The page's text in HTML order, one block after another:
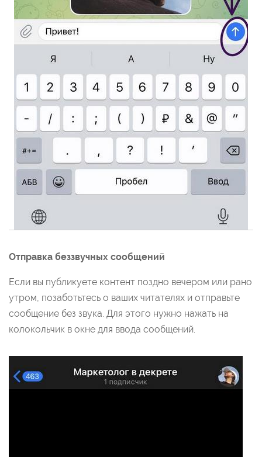
Отправка беззвучных сообщений
Если вы публикуете контент поздно вечером или рано
утром, позаботьтесь о ваших читателях и отправьте
сообщение без звука. Для этого нужно нажать на
колокольчик в окне для ввода сообщений.